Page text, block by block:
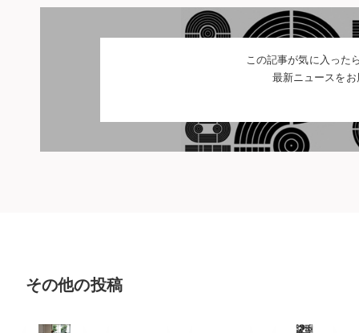
この記事が気に入った
最新ニュースを
その他の投稿